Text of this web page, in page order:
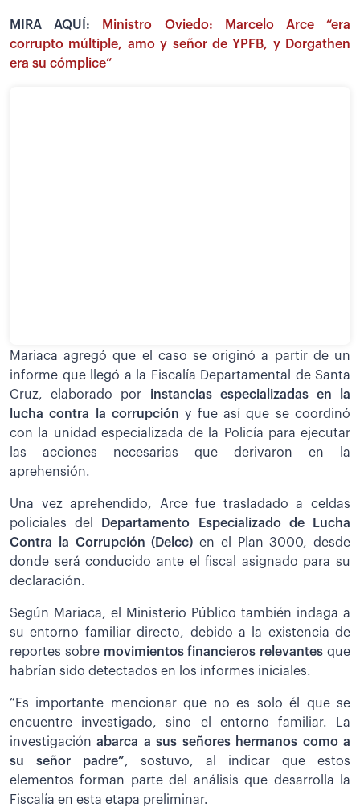
MIRA AQUÍ:
Ministro Oviedo: Marcelo Arce “era
corrupto múltiple, amo y señor de YPFB, y Dorgathen
era su cómplice”
Mariaca agregó que el caso se originó a partir de un
informe que llegó a la Fiscalía Departamental de Santa
Cruz, elaborado por instancias especializadas en la
lucha contra la corrupción y fue así que se coordinó
con la unidad especializada de la Policía para ejecutar
las acciones necesarias que derivaron en la
aprehensión.
Una vez aprehendido, Arce fue trasladado a celdas
policiales del
Departamento Especializado de Lucha
Contra la Corrupción (Delcc) en el Plan 3000, desde
donde será conducido ante el fiscal asignado para su
declaración.
Según Mariaca, el Ministerio Público también indaga a
su entorno familiar directo, debido a la existencia de
reportes sobre movimientos financieros relevantes que
habrían sido detectados en los informes iniciales.
“Es importante mencionar que no es solo él que se
encuentre investigado, sino el entorno familiar. La
investigación abarca a sus señores hermanos como a
su señor padre”, sostuvo, al indicar que estos
elementos forman parte del análisis que desarrolla la
Fiscalía en esta etapa preliminar.